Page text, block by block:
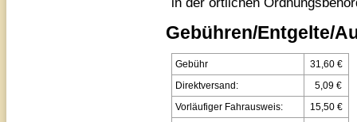
Gebühren/Entgelte/
Gebühr
31,60 €
Direktversand:
5,09 €
Vorläufiger Fahrausweis:
15,50 €